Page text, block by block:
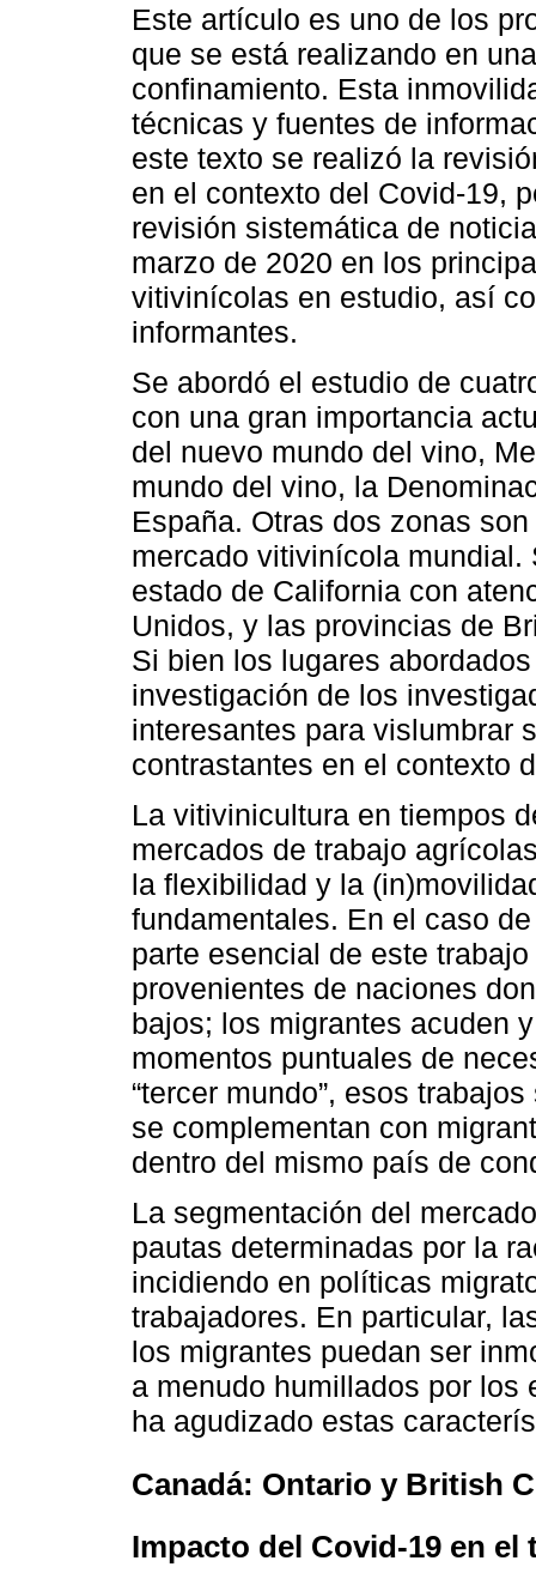
Este artículo es uno de los
que se está realizando en
confinamiento. Esta
técnicas y fuentes de
este texto se realizó la
en el contexto del Covid-19,
revisión sistemática de
marzo de 2020 en los
vitivinícolas en estudio, así
informantes.
Se abordó el estudio de
con una gran importancia
del nuevo mundo del vino,
mundo del vino, la
España. Otras dos zonas
mercado vitivinícola
estado de California con
Unidos, y las provincias de
Si bien los lugares
investigación de los
interesantes para vislumbrar
contrastantes en el contexto
La vitivinicultura en tiempos
mercados de trabajo
la flexibilidad y la
fundamentales. En el caso
parte esencial de este
provenientes de naciones
bajos; los migrantes acuden
momentos puntuales de
“tercer mundo”, esos
se complementan con
dentro del mismo país de
La segmentación del
pautas determinadas por la
incidiendo en políticas
trabajadores. En particular,
los migrantes puedan ser
a menudo humillados por los
ha agudizado estas
Canadá: Ontario y British
Impacto del Covid-19 en el